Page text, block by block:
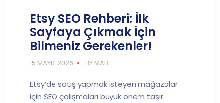
Etsy SEO Rehberi: İlk
Sayfaya Çıkmak İçin
Bilmeniz Gerekenler!
15 MAYIS 2026 BY:MAB
Etsy’de satış yapmak isteyen mağazalar
için SEO çalışmaları büyük önem taşır.